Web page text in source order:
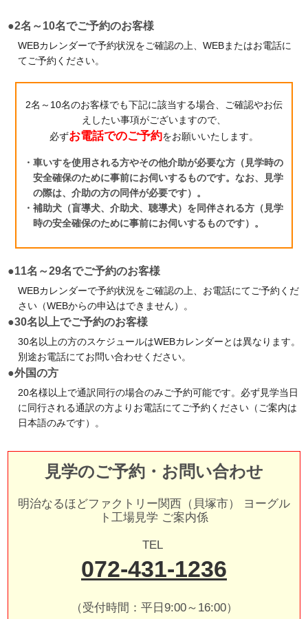
見学予約・お問い合わせ
愛知県 稲沢市
乳製品の工場
明治なるほどファクトリー
愛知
見学予約・お問い合わせ
大阪(高槻市)
見学予約・お問い合わせ
大阪府 貝塚市
関西(貝塚市)
オンライン
坂戸
●2名～10名でご予約のお客様
WEBカレンダーで予約状況をご確認の上、WEBまたはお電話に
てご予約ください。
2名～10名のお客様でも下記に該当する場合、ご確認やお伝
えしたい事項がございますので、
必ずお電話でのご予約をお願いいたします。
・車いすを使用される方やその他介助が必要な方（見学時の
安全確保のために事前にお伺いするものです。なお、見学
の際は、介助の方の同伴が必要です）。
・補助犬（盲導犬、介助犬、聴導犬）を同伴される方（見学
時の安全確保のために事前にお伺いするものです）。
●11名～29名でご予約のお客様
WEBカレンダーで予約状況をご確認の上、お電話にてご予約くだ
さい（WEBからの申込はできません）。
●30名以上でご予約のお客様
30名以上の方のスケジュールはWEBカレンダーとは異なります。
別途お電話にてお問い合わせください。
●外国の方
20名様以上で通訳同行の場合のみご予約可能です。必ず見学当日
に同行される通訳の方よりお電話にてご予約ください（ご案内は
日本語のみです）。
見学のご予約・お問い合わせ
明治なるほどファクトリー関西（貝塚市） ヨーグル
ト工場見学 ご案内係
TEL
072-431-1236
（受付時間：平日9:00～16:00）